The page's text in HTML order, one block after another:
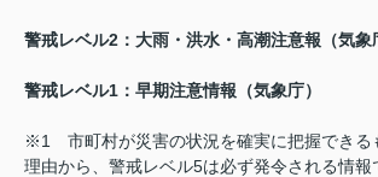
警戒レベル2：大雨・洪水・高潮注意報（気象
警戒レベル1：早期注意情報（気象庁）
※1 市町村が災害の状況を確実に把握できる
理由から、警戒レベル5は必ず発令される情報